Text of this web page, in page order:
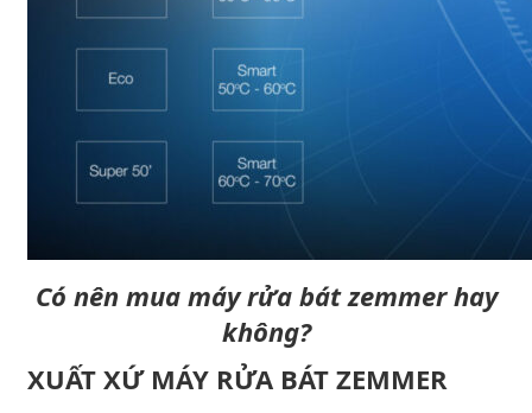
Có nên mua máy rửa bát zemmer hay
không?
XUẤT XỨ MÁY RỬA BÁT ZEMMER